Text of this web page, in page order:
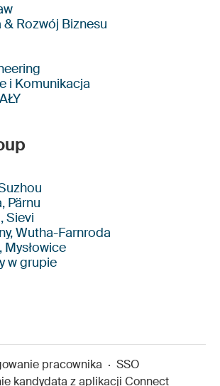
Rozwój Biznesu
i Komunikacja
Pärnu
Sievi
Wutha-Farnroda
w grupie
pracownika · SSO
kandydata z aplikacji Connect